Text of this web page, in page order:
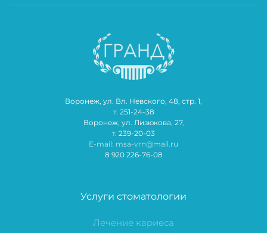
Воронеж, ул. Вл. Невского, 48, стр. 1
т. 251-24-38
Воронеж, ул. Лизюкова, 27,
т. 239-20-03
E-mail: msa-vrn@mail.ru
8 920 226-76-08
Услуги стоматологии
Лечение кариеса